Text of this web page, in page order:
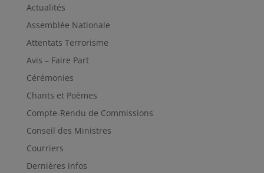
Actualités
Assemblée Nationale
Attentats Terrorisme
Avis – Faire Part
Cérémonies
Chants et Poèmes
Compte-Rendu de Commissions
Conseil des Ministres
Courriers
Dernières infos